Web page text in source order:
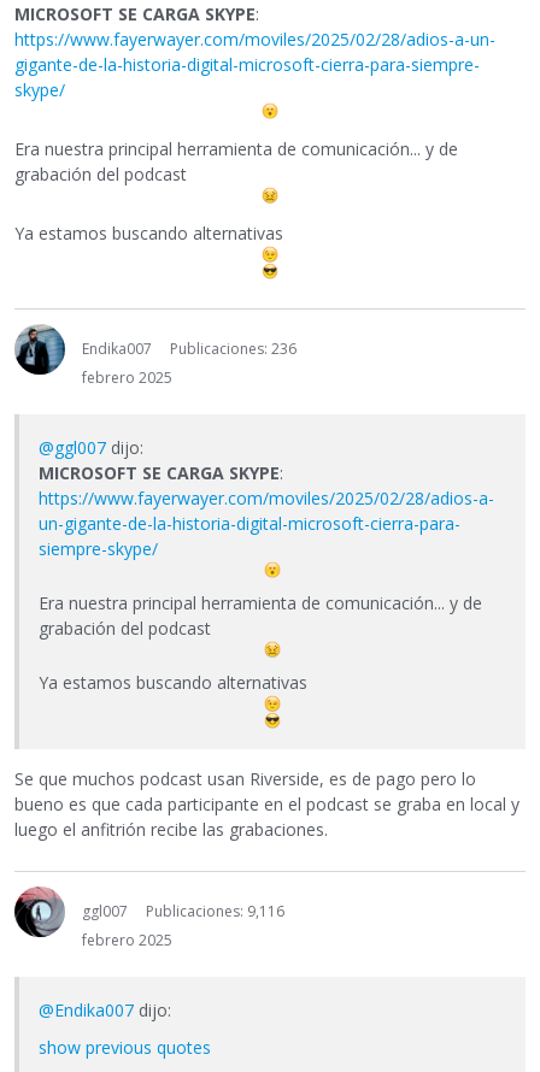
MICROSOFT SE CARGA SKYPE:
https://www.fayerwayer.com/moviles/2025/02/28/adios-a-un-
gigante-de-la-historia-digital-microsoft-cierra-para-siempre-
skype/
Era nuestra principal herramienta de comunicación... y de
grabación del podcast
Ya estamos buscando alternativas
Endika007
Publicaciones: 236
febrero 2025
@ggl007 dijo:
MICROSOFT SE CARGA SKYPE:
https://www.fayerwayer.com/moviles/2025/02/28/adios-a-
un-gigante-de-la-historia-digital-microsoft-cierra-para-
siempre-skype/
Era nuestra principal herramienta de comunicación... y de
grabación del podcast
Ya estamos buscando alternativas
Se que muchos podcast usan Riverside, es de pago pero lo
bueno es que cada participante en el podcast se graba en local y
luego el anfitrión recibe las grabaciones.
ggl007
Publicaciones: 9,116
febrero 2025
@Endika007 dijo:
show previous quotes